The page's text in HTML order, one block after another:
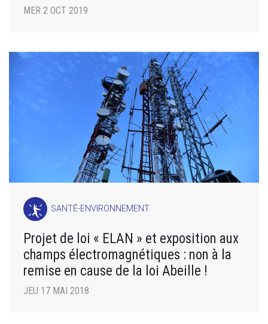
MER 2 OCT 2019
SANTÉ-ENVIRONNEMENT
Projet de loi « ELAN » et exposition aux
champs électromagnétiques : non à la
remise en cause de la loi Abeille !
JEU 17 MAI 2018